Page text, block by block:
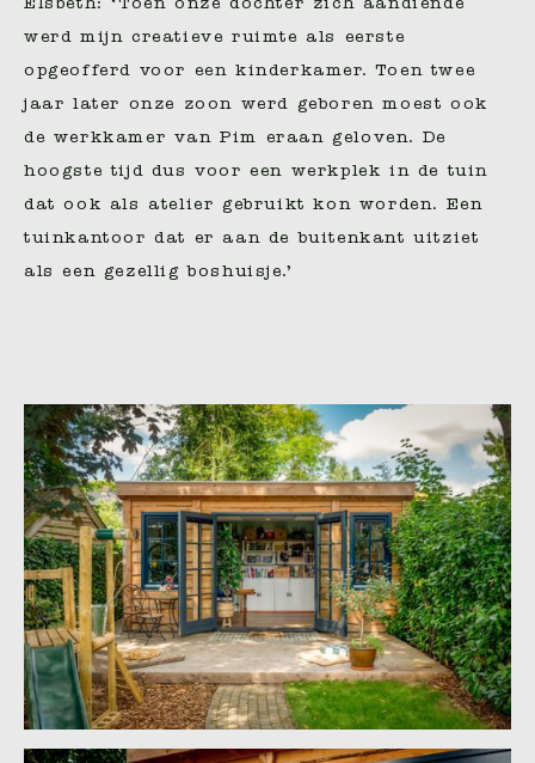
Elsbeth: ‘Toen onze dochter zich aandiende
werd mijn creatieve ruimte als eerste
opgeofferd voor een kinderkamer. Toen twee
jaar later onze zoon werd geboren moest ook
de werkkamer van Pim eraan geloven. De
hoogste tijd dus voor een werkplek in de tuin
dat ook als atelier gebruikt kon worden. Een
tuinkantoor dat er aan de buitenkant uitziet
als een gezellig boshuisje.’